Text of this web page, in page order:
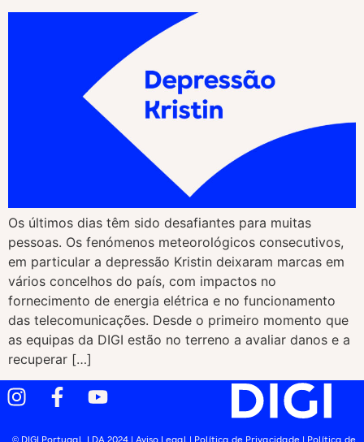
Os últimos dias têm sido desafiantes para muitas
pessoas. Os fenómenos meteorológicos consecutivos,
em particular a depressão Kristin deixaram marcas em
vários concelhos do país, com impactos no
fornecimento de energia elétrica e no funcionamento
das telecomunicações. Desde o primeiro momento que
as equipas da DIGI estão no terreno a avaliar danos e a
recuperar […]